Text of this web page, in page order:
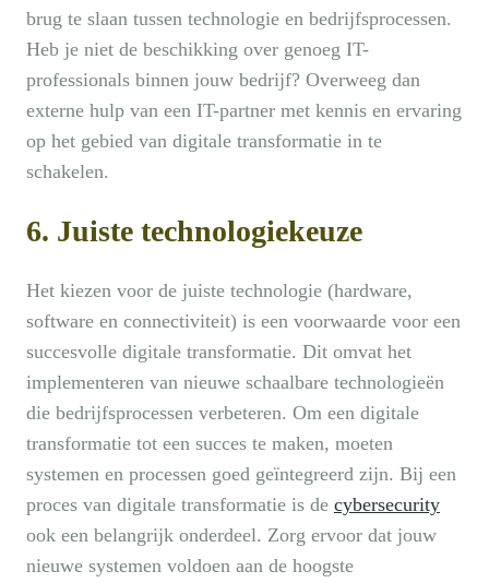
brug te slaan tussen technologie en bedrijfsprocessen.
Heb je niet de beschikking over genoeg IT-
professionals binnen jouw bedrijf? Overweeg dan
externe hulp van een IT-partner met kennis en ervaring
op het gebied van digitale transformatie in te
schakelen.
6. Juiste technologiekeuze
Het kiezen voor de juiste technologie (hardware,
software en connectiviteit) is een voorwaarde voor een
succesvolle digitale transformatie. Dit omvat het
implementeren van nieuwe schaalbare technologieën
die bedrijfsprocessen verbeteren. Om een digitale
transformatie tot een succes te maken, moeten
systemen en processen goed geïntegreerd zijn. Bij een
proces van digitale transformatie is de cybersecurity
ook een belangrijk onderdeel. Zorg ervoor dat jouw
nieuwe systemen voldoen aan de hoogste